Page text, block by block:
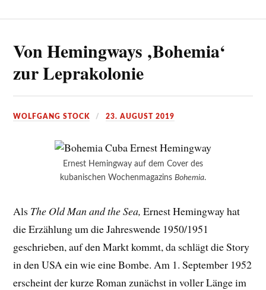
Von Hemingways ‚Bohemia‘
zur Leprakolonie
WOLFGANG STOCK 23. AUGUST 2019
Ernest Hemingway auf dem Cover des
kubanischen Wochenmagazins Bohemia.
Als The Old Man and the Sea,Ernest Hemingway hat
die Erzählung um die Jahreswende 1950/1951
geschrieben, auf den Markt kommt, da schlägt die Story
in den USA ein wie eine Bombe. Am 1. September 1952
erscheint der kurze Roman zunächst in voller Länge im